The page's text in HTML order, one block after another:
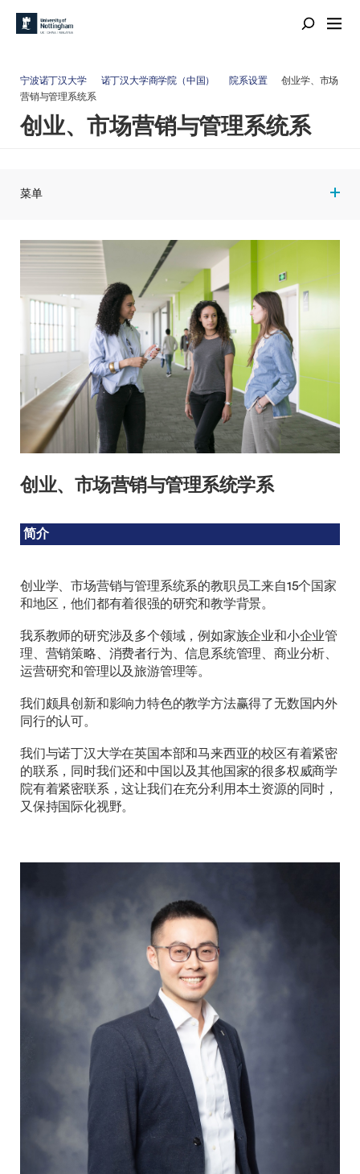
宁波诺丁汉大学 诺丁汉大学商学院（中国） 院系设置
创业学、市场
营销与管理系统系
创业、市场营销与管理系统系
菜单
创业、市场营销与管理系统学系
简介
创业学、市场营销与管理系统系的教职员工来自15个国家
和地区，他们都有着很强的研究和教学背景。
我系教师的研究涉及多个领域，例如家族企业和小企业管
理、营销策略、消费者行为、信息系统管理、商业分析、
运营研究和管理以及旅游管理等。
我们颇具创新和影响力特色的教学方法赢得了无数国内外
同行的认可。
我们与诺丁汉大学在英国本部和马来西亚的校区有着紧密
的联系，同时我们还和中国以及其他国家的很多权威商学
院有着紧密联系，这让我们在充分利用本土资源的同时，
又保持国际化视野。